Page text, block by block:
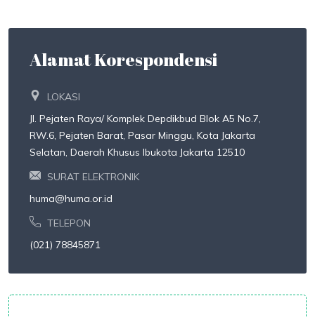
Alamat Korespondensi
LOKASI
Jl. Pejaten Raya/ Komplek Depdikbud Blok A5 No.7,
RW.6, Pejaten Barat, Pasar Minggu, Kota Jakarta
Selatan, Daerah Khusus Ibukota Jakarta 12510
SURAT ELEKTRONIK
huma@huma.or.id
TELEPON
(021) 78845871